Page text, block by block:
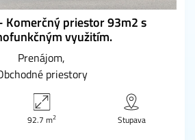
Komerčný priestor 93m2 s
využitím.
Prenájom
priestory
92.7 m2 Stupava